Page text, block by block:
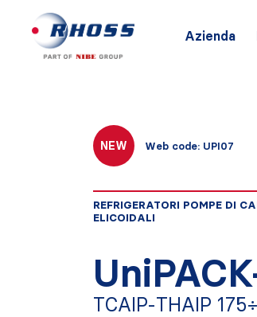
Azienda
NEW Web code: UPI07
REFRIGERATORI POMPE DI
ELICOIDALI
TCAIP-THAIP